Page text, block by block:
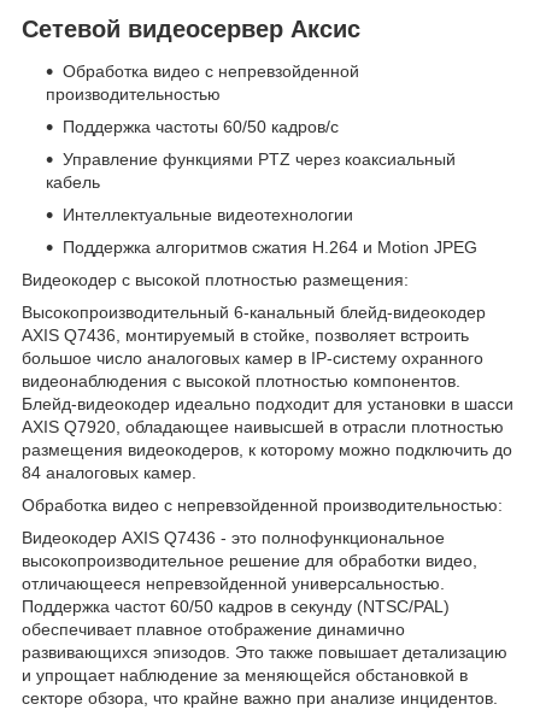
Сетевой видеосервер Аксис
Обработка видео с непревзойденной
производительностью
Поддержка частоты 60/50 кадров/с
Управление функциями PTZ через коаксиальный
кабель
Интеллектуальные видеотехнологии
Поддержка алгоритмов сжатия H.264 и Motion JPEG
Видеокодер с высокой плотностью размещения:
Высокопроизводительный 6-канальный блейд-видеокодер
AXIS Q7436, монтируемый в стойке, позволяет встроить
большое число аналоговых камер в IP-систему охранного
видеонаблюдения с высокой плотностью компонентов.
Блейд-видеокодер идеально подходит для установки в шасси
AXIS Q7920, обладающее наивысшей в отрасли плотностью
размещения видеокодеров, к которому можно подключить до
84 аналоговых камер.
Обработка видео с непревзойденной производительностью:
Видеокодер AXIS Q7436 - это полнофункциональное
высокопроизводительное решение для обработки видео,
отличающееся непревзойденной универсальностью.
Поддержка частот 60/50 кадров в секунду (NTSC/PAL)
обеспечивает плавное отображение динамично
развивающихся эпизодов. Это также повышает детализацию
и упрощает наблюдение за меняющейся обстановкой в
секторе обзора, что крайне важно при анализе инцидентов.